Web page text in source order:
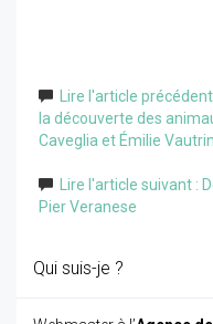
Lire l'article
la découverte des
Caveglia et Émilie Vautrin
Lire l'article suivant :
Pier Veranese
Qui suis-je ?